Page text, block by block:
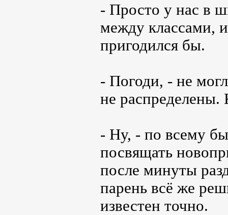
- Просто у нас в
между классами,
пригодился бы.
- Погоди, - не
не распределены.
- Ну, - по всему
посвящать
после минуты
парень всё же
известен точно.